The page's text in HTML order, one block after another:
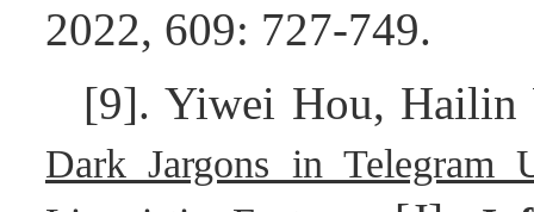
2022, 609: 727-749.
[9]. Yiwei Hou, Hailin
Dark Jargons in Telegram